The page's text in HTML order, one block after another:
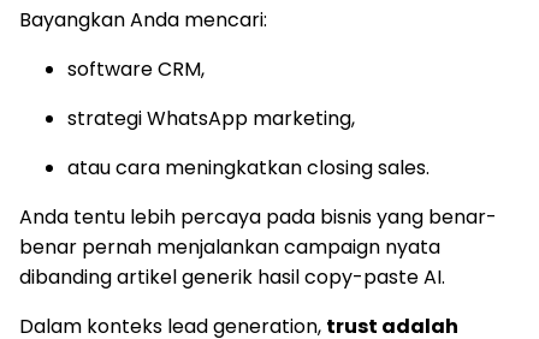
Bayangkan Anda mencari:
software CRM,
strategi WhatsApp marketing,
atau cara meningkatkan closing sales.
Anda tentu lebih percaya pada bisnis yang benar-
benar pernah menjalankan campaign nyata
dibanding artikel generik hasil copy-paste AI.
Dalam konteks lead generation, trust adalah